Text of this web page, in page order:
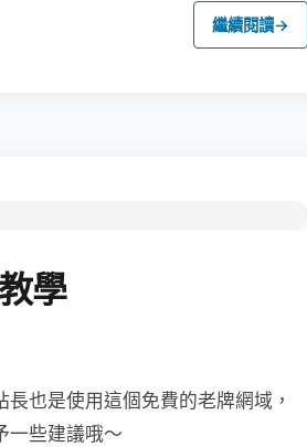
繼續閱讀→
學
也是使用這個免費的老牌網域，
一些建議哦～